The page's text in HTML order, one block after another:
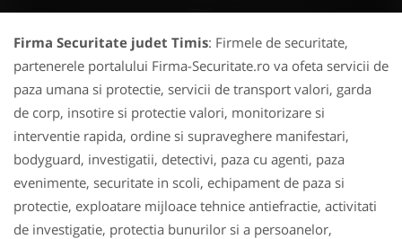
Firma Securitate judet Timis: Firmele de securitate,
partenerele portalului Firma-Securitate.ro va ofeta servicii de
paza umana si protectie, servicii de transport valori, garda
de corp, insotire si protectie valori, monitorizare si
interventie rapida, ordine si supraveghere manifestari,
bodyguard, investigatii, detectivi, paza cu agenti, paza
evenimente, securitate in scoli, echipament de paza si
protectie, exploatare mijloace tehnice antiefractie, activitati
de investigatie, protectia bunurilor si a persoanelor,